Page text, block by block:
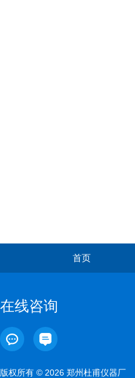
首页
在线咨询
版权所有 © 2026 郑州杜甫仪器厂